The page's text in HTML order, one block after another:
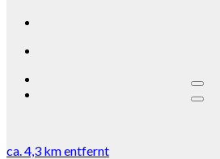
ca.4,3 kmentfernt